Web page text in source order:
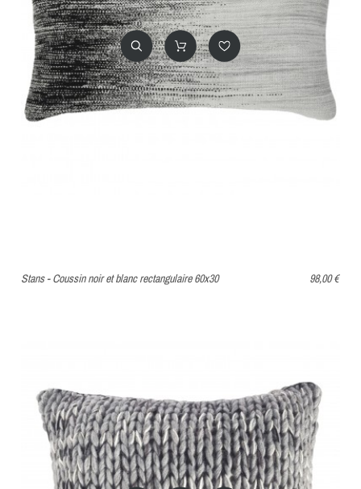
Stans - Coussin noir et blanc rectangulaire 60x30 98,00 €